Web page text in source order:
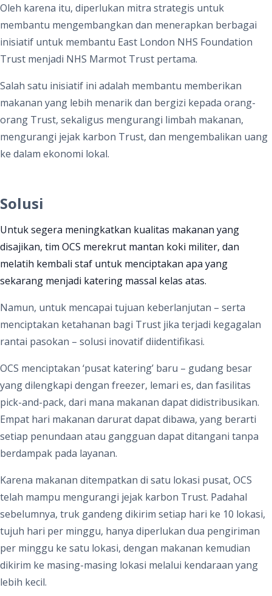
Oleh karena itu, diperlukan mitra strategis untuk
membantu mengembangkan dan menerapkan berbagai
inisiatif untuk membantu East London NHS Foundation
Trust menjadi NHS Marmot Trust pertama.
Salah satu inisiatif ini adalah membantu memberikan
makanan yang lebih menarik dan bergizi kepada orang-
orang Trust, sekaligus mengurangi limbah makanan,
mengurangi jejak karbon Trust, dan mengembalikan uang
ke dalam ekonomi lokal.
Solusi
Untuk segera meningkatkan kualitas makanan yang
disajikan, tim OCS merekrut mantan koki militer, dan
melatih kembali staf untuk menciptakan apa yang
sekarang menjadi katering massal kelas atas.
Namun, untuk mencapai tujuan keberlanjutan – serta
menciptakan ketahanan bagi Trust jika terjadi kegagalan
rantai pasokan – solusi inovatif diidentifikasi.
OCS menciptakan ‘pusat katering’ baru – gudang besar
yang dilengkapi dengan freezer, lemari es, dan fasilitas
pick-and-pack, dari mana makanan dapat didistribusikan.
Empat hari makanan darurat dapat dibawa, yang berarti
setiap penundaan atau gangguan dapat ditangani tanpa
berdampak pada layanan.
Karena makanan ditempatkan di satu lokasi pusat, OCS
telah mampu mengurangi jejak karbon Trust. Padahal
sebelumnya, truk gandeng dikirim setiap hari ke 10 lokasi,
tujuh hari per minggu, hanya diperlukan dua pengiriman
per minggu ke satu lokasi, dengan makanan kemudian
dikirim ke masing-masing lokasi melalui kendaraan yang
lebih kecil.